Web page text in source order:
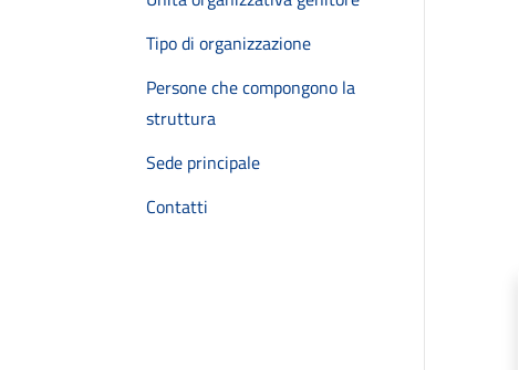
Tipo di organizzazione
Persone che compongono la
struttura
Sede principale
Contatti